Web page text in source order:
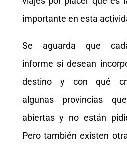
importante en esta
Se aguarda que
informe si desean
destino y con qué
algunas provincias
abiertas y no están
Pero también existen